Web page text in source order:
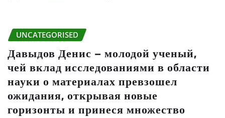
UNCATEGORISED
Давыдов Денис – молодой ученый,
чей вклад исследованиями в области
науки о материалах превзошел
ожидания, открывая новые
горизонты и принеся множество